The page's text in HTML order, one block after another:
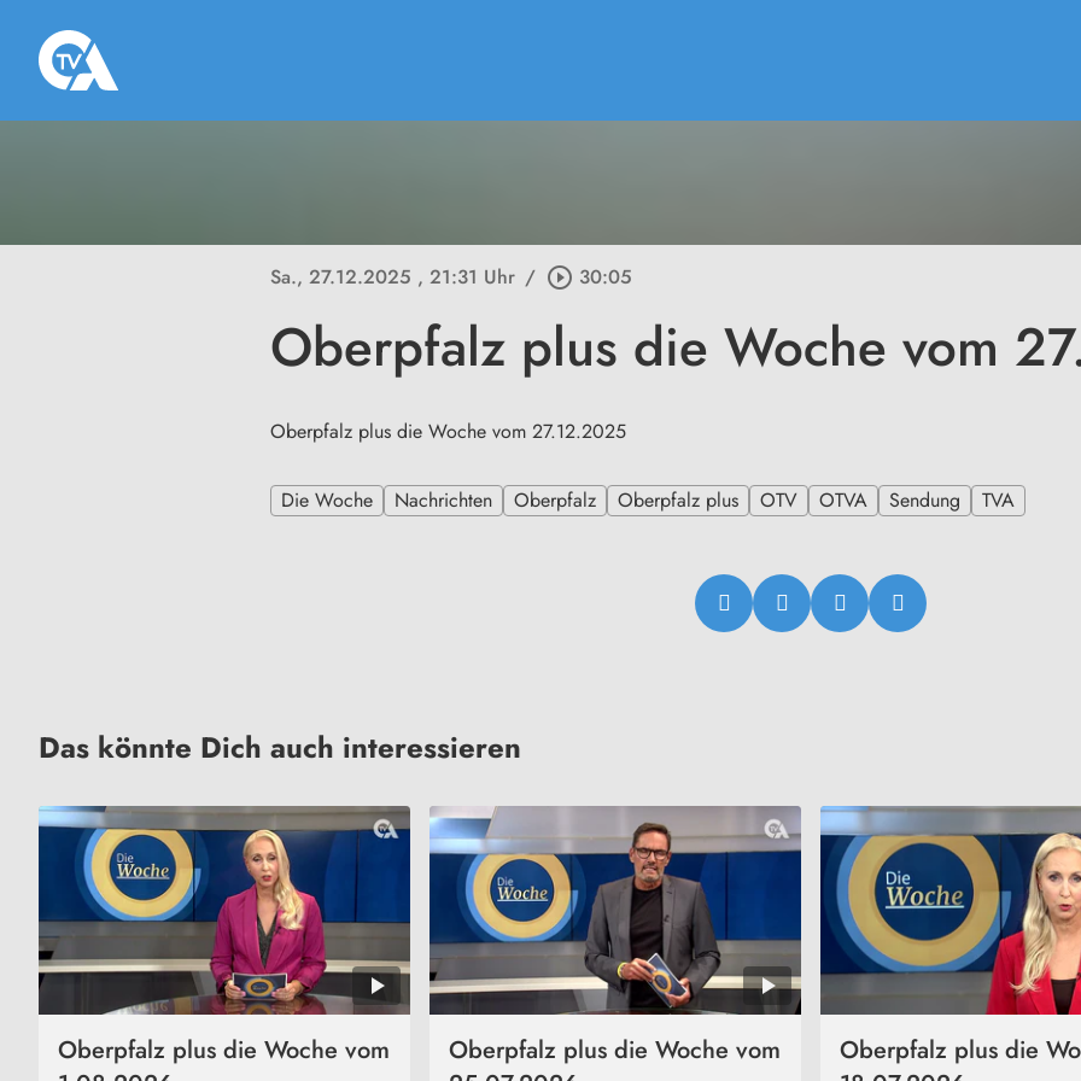
Sa., 27.12.2025 , 21:31 Uhr / play_circle_outline 30:05
Oberpfalz plus die Woche vom
Oberpfalz plus die Woche vom 27.12.2025
Die Woche Nachrichten Oberpfalz Oberpfalz plus OTV OTVA Sendung TVA
Das könnte Dich auch interessieren
Oberpfalz plus die Woche vom
Oberpfalz plus die Woche vom
Oberpfalz plus die